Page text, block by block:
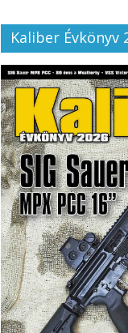
Kaliber Évkönyv